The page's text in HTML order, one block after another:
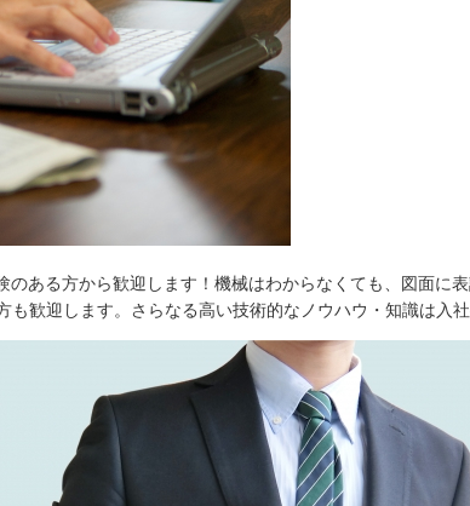
のある方から歓迎します！機械はわからなくても、図面に
も歓迎します。さらなる高い技術的なノウハウ・知識は入